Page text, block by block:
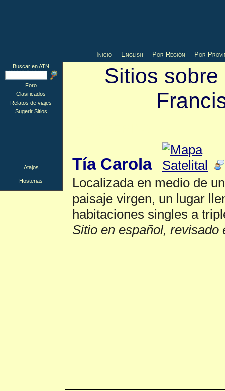
Inicio English Por Región Por
Sitios
Tía Carola
Localizada en medio de
paisaje virgen, un lugar
habitaciones singles a
Sitio en español, revisado
Buscar en ATN
Foro
Clasificados
Relatos de viajes
Sugerir Sitios
Atajos
Hosterias